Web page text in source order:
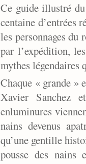
Ce guide illustré
centaine d’entrées
les personnages
par l’expédition,
mythes
Chaque « grande »
Xavier Sanchez
enluminures
nains devenus
qu’une gentille
pousse des nains